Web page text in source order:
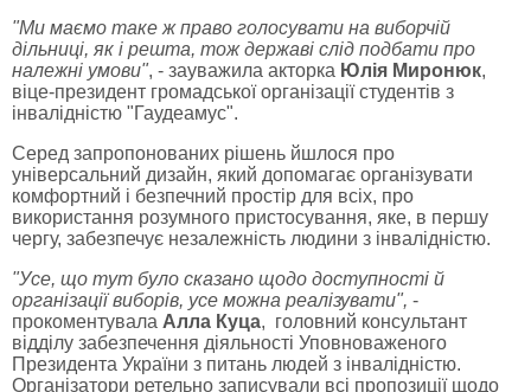
"Ми маємо таке ж право голосувати на виборчій
дільниці, як і решта, тож державі слід подбати про
належні умови", - зауважила акторка Юлія Миронюк,
віце-президент громадської організації студентів з
інвалідністю "Гаудеамус".
Серед запропонованих рішень йшлося про
універсальний дизайн, який допомагає організувати
комфортний і безпечний простір для всіх, про
використання розумного пристосування, яке, в першу
чергу, забезпечує незалежність людини з інвалідністю.
"Усе, що тут було сказано щодо доступності й
організації виборів, усе можна реалізувати", -
прокоментувала Алла Куца, головний консультант
відділу забезпечення діяльності Уповноваженого
Президента України з питань людей з інвалідністю.
Організатори ретельно записували всі пропозиції щодо